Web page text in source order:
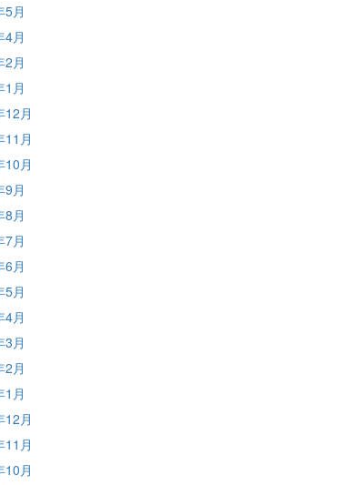
5月
4月
2月
1月
12月
11月
10月
9月
8月
7月
6月
5月
4月
3月
2月
1月
12月
11月
10月